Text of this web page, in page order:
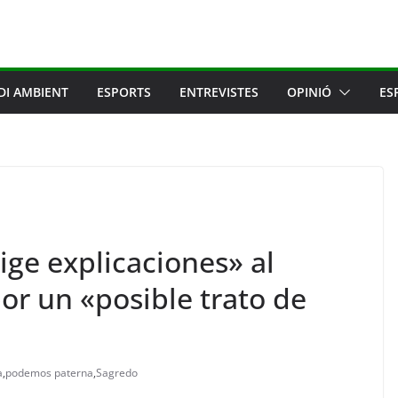
AMBIENT ESPORTS ENTREVISTES OPINIÓ
explicaciones» al
un «posible trato de
,podemos paterna,Sagredo